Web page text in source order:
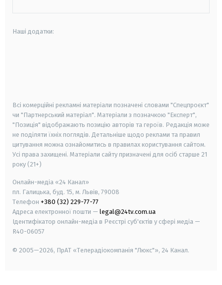
Наші додатки:
Всі комерційні рекламні матеріали позначені словами "Спецпроєкт"
чи "Партнерський матеріал". Матеріали з позначкою "Експерт",
"Позиція" відображають позицію авторів та героїв. Редакція може
не поділяти їхніх поглядів. Детальніше щодо реклами та правил
цитування можна ознайомитись в правилах користування сайтом.
Усі права захищені. Матеріали сайту призначені для осіб старше 21
року (21+)
Онлайн-медіа «24 Канал»
пл. Галицька, буд. 15, м. Львів, 79008
Телефон +380 (32) 229-77-77
Адреса електронної пошти — legal@24tv.com.ua
Ідентифікатор онлайн-медіа в Реєстрі суб'єктів у сфері медіа —
R40-06057
© 2005—2026, ПрАТ «Телерадіокомпанія "Люкс"», 24 Канал.